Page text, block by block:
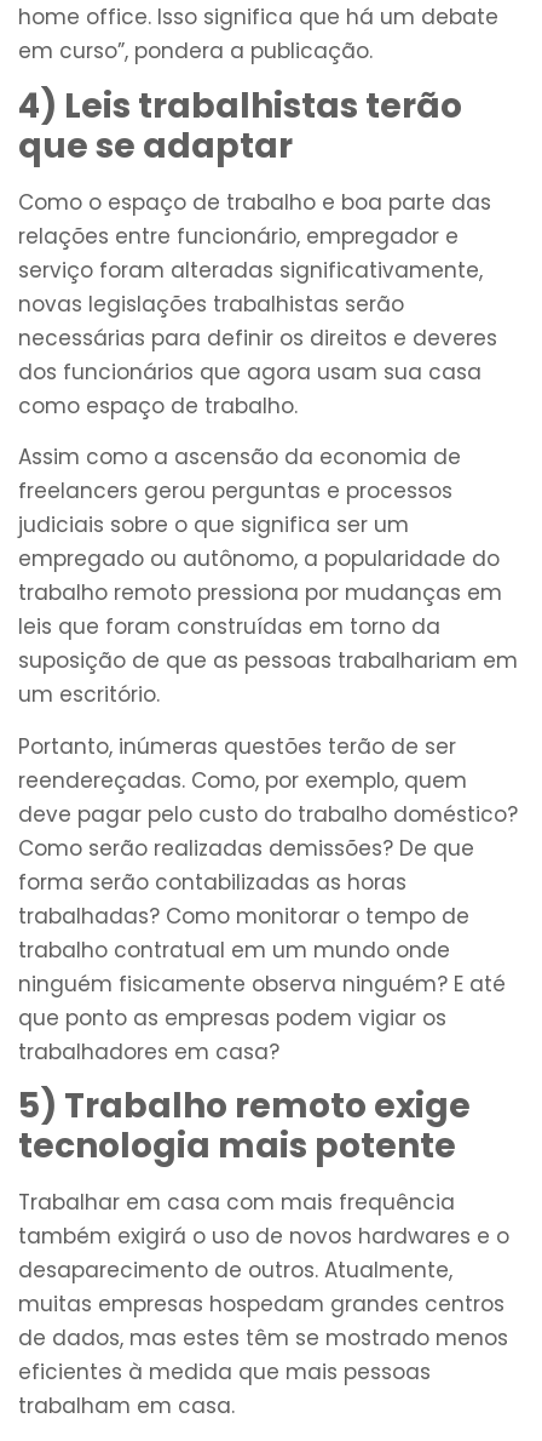
home office. Isso significa que há um debate
em curso”, pondera a publicação.
4) Leis trabalhistas terão
que se adaptar
Como o espaço de trabalho e boa parte das
relações entre funcionário, empregador e
serviço foram alteradas significativamente,
novas legislações trabalhistas serão
necessárias para definir os direitos e deveres
dos funcionários que agora usam sua casa
como espaço de trabalho.
Assim como a ascensão da economia de
freelancers gerou perguntas e processos
judiciais sobre o que significa ser um
empregado ou autônomo, a popularidade do
trabalho remoto pressiona por mudanças em
leis que foram construídas em torno da
suposição de que as pessoas trabalhariam em
um escritório.
Portanto, inúmeras questões terão de ser
reendereçadas. Como, por exemplo, quem
deve pagar pelo custo do trabalho doméstico?
Como serão realizadas demissões? De que
forma serão contabilizadas as horas
trabalhadas? Como monitorar o tempo de
trabalho contratual em um mundo onde
ninguém fisicamente observa ninguém? E até
que ponto as empresas podem vigiar os
trabalhadores em casa?
5) Trabalho remoto exige
tecnologia mais potente
Trabalhar em casa com mais frequência
também exigirá o uso de novos hardwares e o
desaparecimento de outros. Atualmente,
muitas empresas hospedam grandes centros
de dados, mas estes têm se mostrado menos
eficientes à medida que mais pessoas
trabalham em casa.